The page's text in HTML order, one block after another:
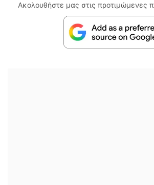
Ακολουθήστε μας στις προτιμώμενες